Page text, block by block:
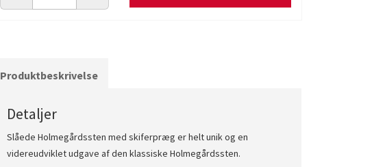
Produktbeskrivelse
Detaljer
Slåede Holmegårdssten med skiferpræg er helt unik og en
videreudviklet udgave af den klassiske Holmegårdssten.